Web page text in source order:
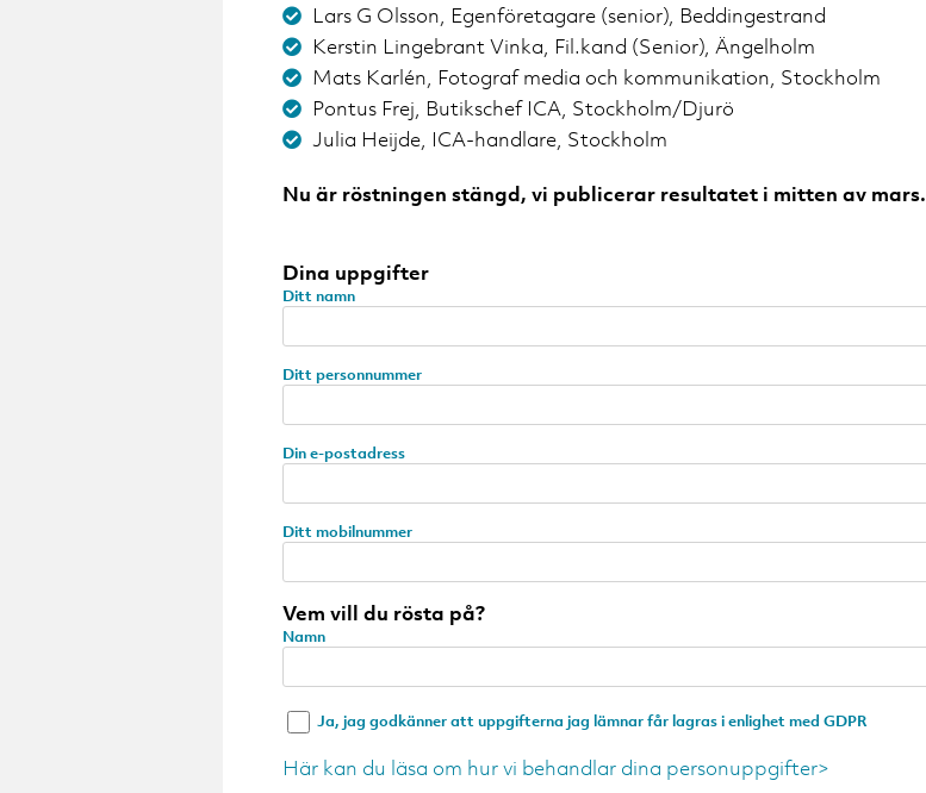
Lars G Olsson, Egenföretagare (senior), Beddingestrand
Kerstin Lingebrant Vinka, Fil.kand (Senior), Ängelholm
Mats Karlén, Fotograf media och kommunikation, Stockholm
Pontus Frej, Butikschef ICA, Stockholm/Djurö
Julia Heijde, ICA-handlare, Stockholm
Nu är röstningen stängd, vi publicerar resultatet i mitten av mars.
Dina uppgifter
Ditt namn
Ditt personnummer
Din e-postadress
Ditt mobilnummer
Vem vill du rösta på?
Namn
Ja, jag godkänner att uppgifterna jag lämnar får lagras i enlighet med GDPR
Här kan du läsa om hur vi behandlar dina personuppgifter>